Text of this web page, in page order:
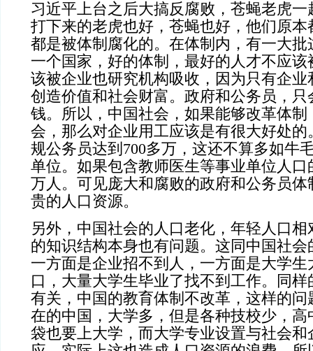
习近平上台之后大搞反腐败，苍蝇老虎
打下来的老虎也好，苍蝇也好，他们原
都是被体制腐化的。在体制内，有一大
一个国家，好的体制，最好的人才不应
该被企业也研究机构吸收，因为只有企
创造价值和社会财富。政府和公务员，只
钱。所以，中国社会，如果能够改革体
会，那么对企业用工应该是有很大好处
规公务员达到 700多万，这还不算多如牛
单位。如果包含教师医生等事业单位人口
万人。可见庞大和腐败的政府和公务员
贵的人口资源。
另外，中国社会的人口老化，年轻人口
的知识结构本身也有问题。这同中国社
一方面是企业招不到人，一方面是大学生
口，大量大学生毕业了找不到工作。同
有关，中国的教育体制不改革，这样的
在的中国，大学多，但是各种技校少，
袋也要上大学，而大学专业设置与社会